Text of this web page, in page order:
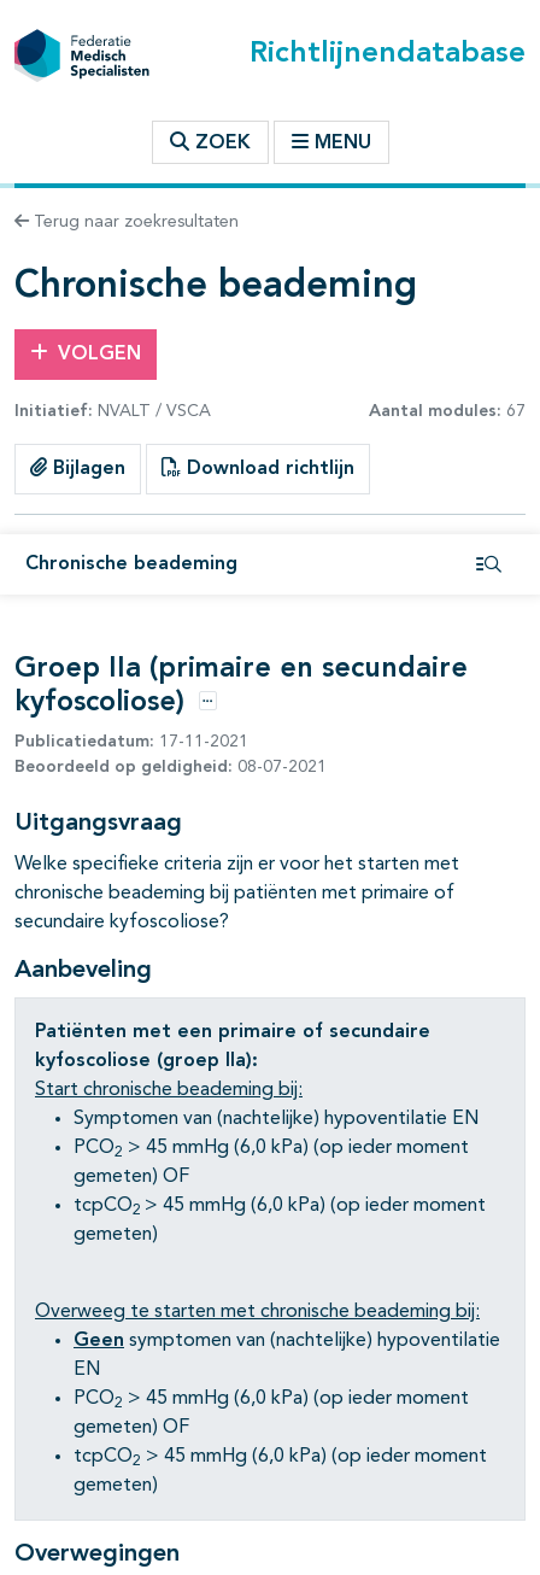
Richtlijnendatabase
ZOEK MENU
Terug naar zoekresultaten
Chronische beademing
VOLGEN
Initiatief: NVALT / VSCA Aantal modules: 67
Bijlagen Download richtlijn
Chronische beademing
binnen deze richtlijn
open- en dichtklappen
open- en dichtklappen
open- en dichtklappen
open- en dichtklappen
open- en dichtklappen
open- en dichtklappen
open- en dichtklappen
Groep IIa (primaire en secundaire
kyfoscoliose)
Opties
Publicatiedatum: 17-11-2021
Beoordeeld op geldigheid: 08-07-2021
Uitgangsvraag
Welke specifieke criteria zijn er voor het starten met
chronische beademing bij patiënten met primaire of
secundaire kyfoscoliose?
Aanbeveling
Patiënten met een primaire of secundaire
kyfoscoliose (groep IIa):
Start chronische beademing bij:
Symptomen van (nachtelijke) hypoventilatie EN
PCO2 > 45 mmHg (6,0 kPa) (op ieder moment
gemeten) OF
tcpCO2 > 45 mmHg (6,0 kPa) (op ieder moment
gemeten)
Overweeg te starten met chronische beademing bij:
Geen symptomen van (nachtelijke) hypoventilatie
EN
PCO2 > 45 mmHg (6,0 kPa) (op ieder moment
gemeten) OF
tcpCO2 > 45 mmHg (6,0 kPa) (op ieder moment
gemeten)
Overwegingen